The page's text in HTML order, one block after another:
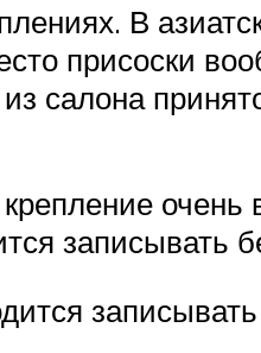
В
присоски
из салона